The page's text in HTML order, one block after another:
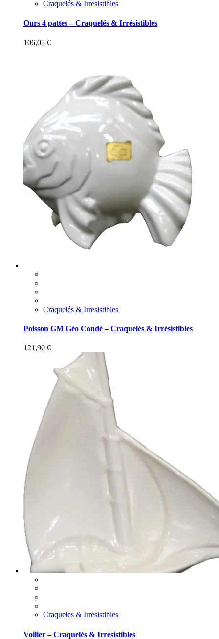
Craquelés & Irresistibles
Ours 4 pattes – Craquelés & Irrésistibles
106,05 €
Craquelés & Irresistibles
Poisson GM Géo Condé – Craquelés & Irrésistibles
121,90 €
Craquelés & Irresistibles
Voilier – Craquelés & Irrésistibles